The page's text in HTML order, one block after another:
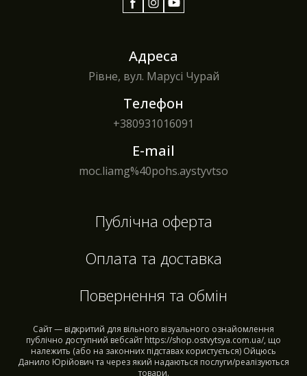
Адреса
Рівне, вул. Марусі Чурай
Телефон
+380931016091
E-mail
moc.liamg%40pohs.aystyvtso
Публічна оферта
Оплата та доставка
Повернення та обмін
Сайт — відкритий для вільного візуального ознайомлення
публічно доступний вебсайт https://shop.ostvytsya.com.ua/, що
належить (або на законних підставах користується) Ойцюсь
Данило Юрійович та через який надаються послуги/реалізуються
товари.